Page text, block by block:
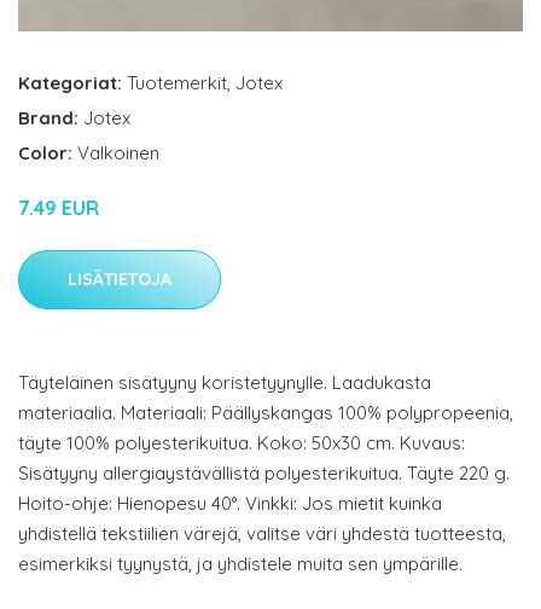
Kategoriat: Tuotemerkit, Jotex
Brand: Jotex
Color: Valkoinen
7.49 EUR
LISÄTIETOJA
Täyteläinen sisätyyny koristetyynylle. Laadukasta
materiaalia. Materiaali: Päällyskangas 100% polypropeenia,
täyte 100% polyesterikuitua. Koko: 50x30 cm. Kuvaus:
Sisätyyny allergiaystävällistä polyesterikuitua. Täyte 220 g.
Hoito-ohje: Hienopesu 40°. Vinkki: Jos mietit kuinka
yhdistellä tekstiilien värejä, valitse väri yhdestä tuotteesta,
esimerkiksi tyynystä, ja yhdistele muita sen ympärille.